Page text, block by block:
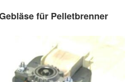
für Pelletbrenner